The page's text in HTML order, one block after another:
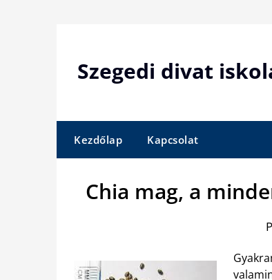
Szegedi divat
Kezdőlap Kapcsolat
Chia mag, a